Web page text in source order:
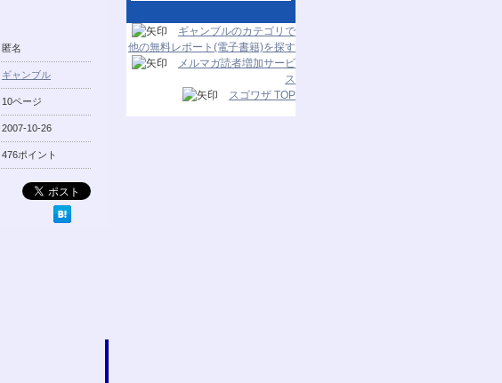
匿名
ギャンブル
10ページ
2007-10-26
476ポイント
ギャンブルのカテゴリで
他の無料レポート(電子書籍)を探す
メルマガ読者増加サービ
ス
スゴワザ TOP